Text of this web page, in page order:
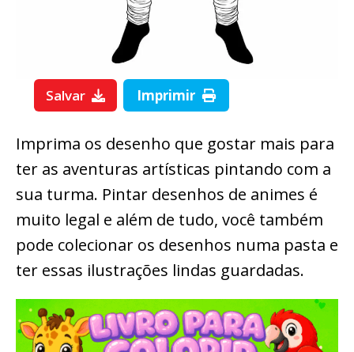
Salvar Imprimir
Imprima os desenho que gostar mais para
ter as aventuras artísticas pintando com a
sua turma. Pintar desenhos de animes é
muito legal e além de tudo, você também
pode colecionar os desenhos numa pasta e
ter essas ilustrações lindas guardadas.